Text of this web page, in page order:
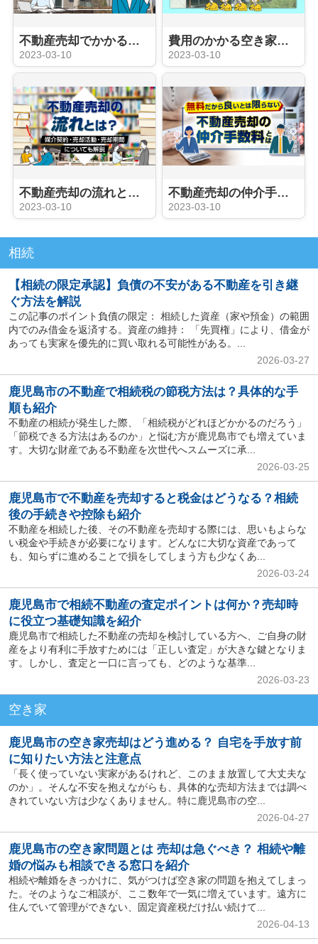
不動産売却でかかる税金の種類は？譲渡所得税の節税方法も解説
2023-03-10
費用のかかる空き家を売却する方法とポイントを解説
2023-03-10
不動産売却の流れとは？媒介契約・売却活動・売却期間についても解説
2023-03-10
不動産売却の仲介手数料とは？
2023-03-10
相続
【相続の限定承認】負債の不安がある不動産を引き継
ぐ方法を解説
この記事のポイント負債の限定： 相続した資産（家や預金）の範囲
内でのみ借金を返済する。資産の維持： 「先買権」により、借金が
あっても実家を優先的に買い取れる可能性がある。...
2026-03-27
鹿児島市の不動産で相続税の節税方法は？具体的な手
順も紹介
不動産の相続が発生した際、「相続税がどれほどかかるのだろう」
「節税できる方法はあるのか」と悩む方が鹿児島市でも増えていま
す。大切な財産である不動産を次世代へスムーズに承...
2026-03-25
鹿児島市で不動産を売却すると税金はどうなる？相続
後の手続きや控除も紹介
不動産を相続した後、その不動産を売却する際には、思いもよらな
い税金や手続きが必要になります。どんなに大切な資産であって
も、知らずに進めることで損をしてしまう方も少なくあ...
2026-03-24
鹿児島市で相続不動産の査定ポイントは何か？売却時
に役立つ基礎知識を紹介
鹿児島市で相続した不動産の売却を検討している方へ、ご自身の財
産をより有利に手放すためには「正しい査定」が大きな鍵となりま
す。しかし、査定と一口に言っても、どのような基準...
2026-03-23
空き家
鹿児島市の空き家売却はどう進める？ 自宅を手放す前
に知りたい方法と注意点
「長く使っていない実家があるけれど、このまま放置して大丈夫な
のか」。そんな不安を抱えながらも、具体的な売却方法までは調べ
きれていない方は少なくありません。特に鹿児島市の空...
2026-04-27
鹿児島市の空き家問題とは 売却は急ぐべき？ 相続や離
婚の悩みも相談できる窓口を紹介
相続や離婚をきっかけに、気がつけば空き家の問題を抱えてしまっ
た。そのようなご相談が、ここ数年で一気に増えています。遠方に
住んでいて管理ができない、固定資産税だけ払い続けて...
2026-04-13